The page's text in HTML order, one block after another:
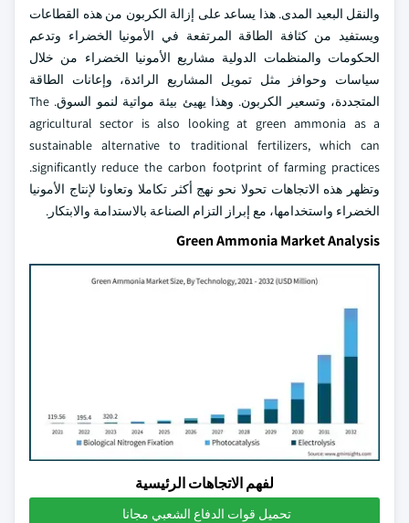
والنقل البعيد المدى. هذا يساعد على إزالة الكربون من هذه القطاعات
ويستفيد من كثافة الطاقة المرتفعة في الأمونيا الخضراء وتدعم
الحكومات والمنظمات الدولية مشاريع الأمونيا الخضراء من خلال
سياسات وحوافز مثل تمويل المشاريع الرائدة، وإعانات الطاقة
المتجددة، وتسعير الكربون. وهذا يهيئ بيئة مواتية لنمو السوق. The
agricultural sector is also looking at green ammonia as a
sustainable alternative to traditional fertilizers, which can
significantly reduce the carbon footprint of farming practices.
وتظهر هذه الاتجاهات تحولا نحو نهج أكثر تكاملا وتعاونا لإنتاج الأمونيا
الخضراء واستخدامها، مع إبراز التزام الصناعة بالاستدامة والابتكار.
Green Ammonia Market Analysis
لفهم الاتجاهات الرئيسية
تحميل قوات الدفاع الشعبي مجانا